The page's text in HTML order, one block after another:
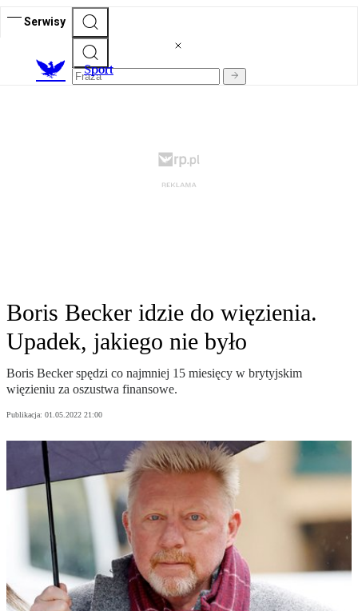
Serwisy
Sport
Boris Becker idzie do więzienia.
Upadek, jakiego nie było
Boris Becker spędzi co najmniej 15 miesięcy w brytyjskim
więzieniu za oszustwa finansowe.
Publikacja: 01.05.2022 21:00